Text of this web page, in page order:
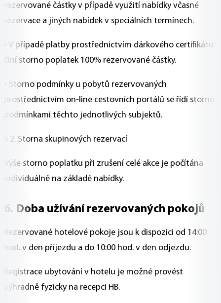
rezervované částky v případě využití nabídky včasné
rezervace a jiných nabídek v speciálních termínech.
• V případě platby prostřednictvím dárkového certifikátu
činí storno poplatek 100% rezervované částky.
• Storno podmínky u pobytů rezervovaných
prostřednictvím on-line cestovních portálů se řídí storno
podmínkami těchto jednotlivých subjektů.
5.2. Storna skupinových rezervací
Výše storno poplatku při zrušení celé akce je počítána
individuálně na základě nabídky.
6. Doba užívání rezervovaných pokojů
hod. v den příjezdu a do 10:00 hod. v den odjezdu.
výhradně fyzicky na recepci HB.